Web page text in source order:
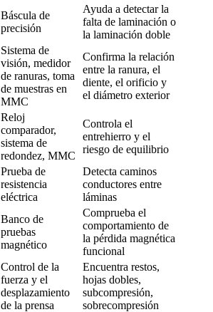
Báscula de
precisión
Ayuda a detectar la
falta de laminación o
la laminación doble
Sistema de
visión, medidor
de ranuras, toma
de muestras en
MMC
Confirma la relación
entre la ranura, el
diente, el orificio y
el diámetro exterior
Reloj
comparador,
sistema de
redondez, MMC
Controla el
entrehierro y el
riesgo de equilibrio
Prueba de
resistencia
eléctrica
Detecta caminos
conductores entre
láminas
Banco de
pruebas
magnético
Comprueba el
comportamiento de
la pérdida magnética
funcional
Control de la
fuerza y el
desplazamiento
de la prensa
Encuentra restos,
hojas dobles,
subcompresión,
sobrecompresión